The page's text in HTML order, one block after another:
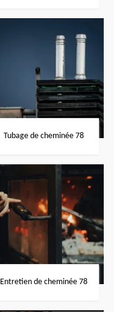
Tubage de cheminée 78
Entretien de cheminée 78